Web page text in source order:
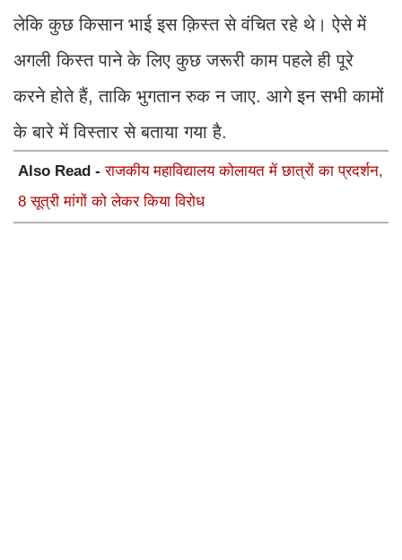
लेकि कुछ किसान भाई इस क़िस्त से वंचित रहे थे। ऐसे में
अगली किस्त पाने के लिए कुछ जरूरी काम पहले ही पूरे
करने होते हैं, ताकि भुगतान रुक न जाए. आगे इन सभी कामों
के बारे में विस्तार से बताया गया है.
Also Read -राजकीय महाविद्यालय कोलायत में छात्रों का प्रदर्शन,
8 सूत्री मांगों को लेकर किया विरोध